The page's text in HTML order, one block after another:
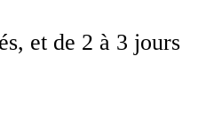
et de 2 à 3 jours